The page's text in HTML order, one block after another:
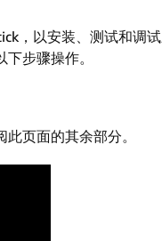
，以安装、测试和调
步骤操作。
页面的其余部分。